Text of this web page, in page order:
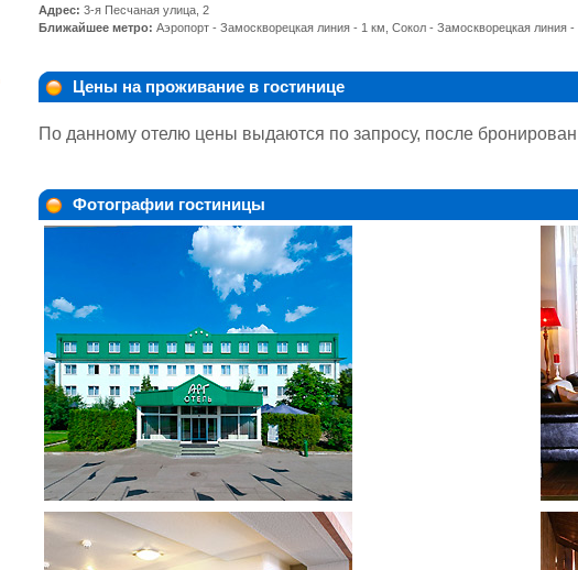
Адрес: 3-я Песчаная улица, 2
Ближайшее метро: Аэропорт - Замоскворецкая линия - 1 км, Сокол - Замоскворецкая линия -
Цены на проживание в гостинице
По данному отелю цены выдаются по запросу, после
Фотографии гостиницы